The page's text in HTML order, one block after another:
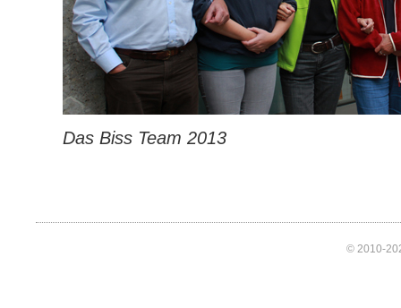
Das Biss Team 2013
© 2010-